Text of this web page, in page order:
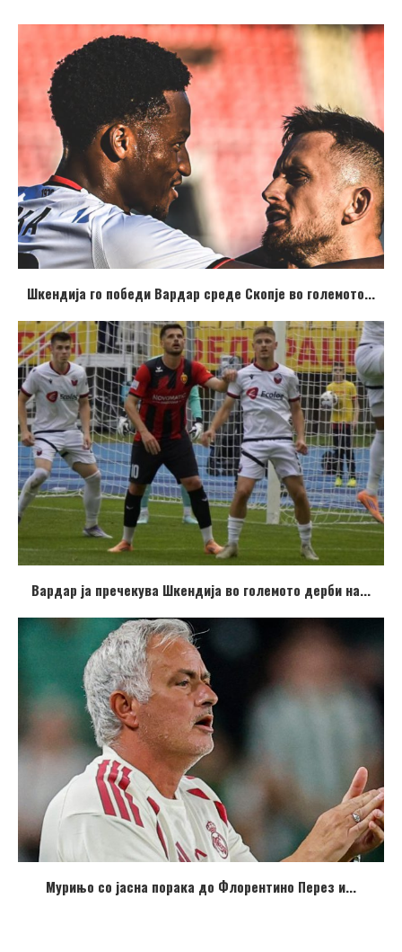
Шкендија го победи Вардар среде Скопје во големото...
Вардар ја пречекува Шкендија во големото дерби на...
Мурињо со јасна порака до Флорентино Перез и...